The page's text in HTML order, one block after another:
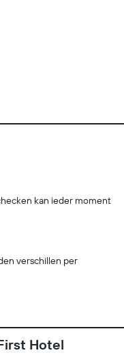
kan ieder moment
verschillen per
Hotel